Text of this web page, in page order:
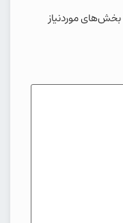
بخش‌های موردنیاز